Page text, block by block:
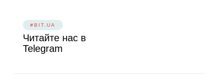
#BIT.UA
Читайте нас в
Telegram